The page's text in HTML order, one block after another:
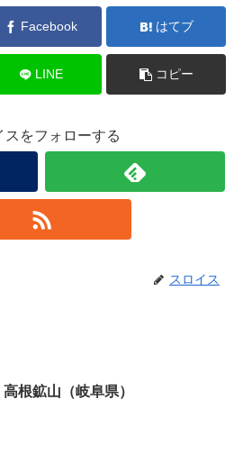
Facebook はてブ
LINE コピー
スをフォローする
スロイス
高根鉱山（岐阜県）